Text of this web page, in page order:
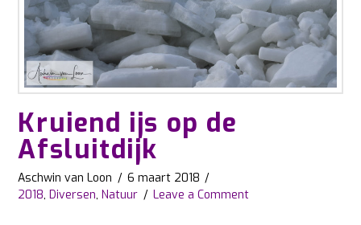
Kruiend ijs op de
Afsluitdijk
Aschwin van Loon
6 maart 2018
2018,Diversen,Natuur Leave a Comment